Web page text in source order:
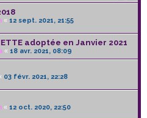
« 12 sept. 2021, 21:55
adoptée en Janvier 2021
« 18 avr. 2021, 08:09
03 févr. 2021, 22:28
« 12 oct. 2020, 22:50